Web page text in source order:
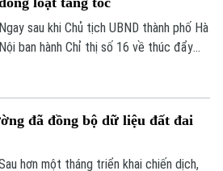
bộ trên toàn địa bàn.
Ngay sau khi Chủ tịch UBND thành phố Hà
Nội ban hành Chỉ thị số 16 về thúc đẩy
đã đồng bộ dữ liệu đất đai
hơn một tháng triển khai chiến dịch,